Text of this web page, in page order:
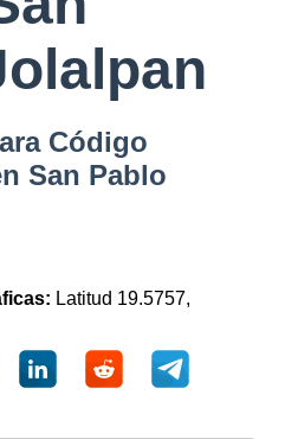
Código
San Pablo
Latitud 19.5757,